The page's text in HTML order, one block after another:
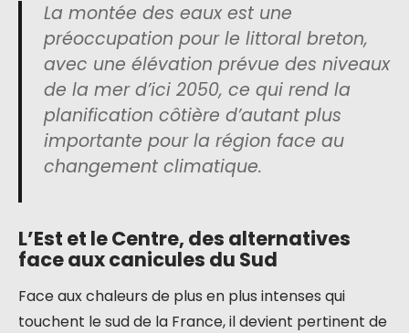
La montée des eaux est une
préoccupation pour le littoral breton,
avec une élévation prévue des niveaux
de la mer d’ici 2050, ce qui rend la
planification côtière d’autant plus
importante pour la région face au
changement climatique.
L’Est et le Centre, des alternatives
face aux canicules du Sud
Face aux chaleurs de plus en plus intenses qui
touchent le sud de la France, il devient pertinent de